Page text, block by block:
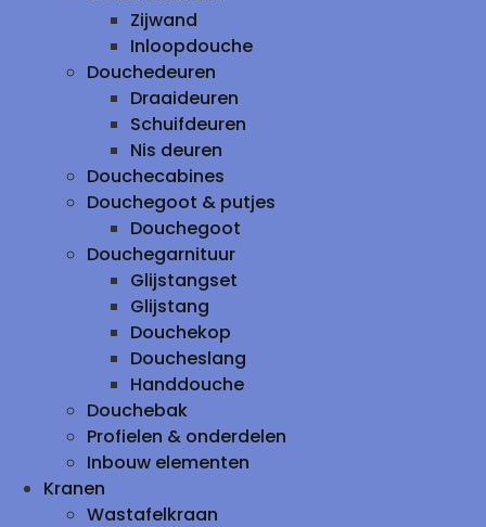
Zijwand
Inloopdouche
Douchedeuren
Draaideuren
Schuifdeuren
Nis deuren
Douchecabines
Douchegoot & putjes
Douchegoot
Douchegarnituur
Glijstangset
Glijstang
Douchekop
Doucheslang
Handdouche
Douchebak
Profielen & onderdelen
Inbouw elementen
Kranen
Wastafelkraan